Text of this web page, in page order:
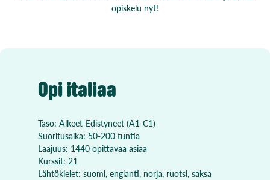
opiskelu nyt!
Opi italiaa
Taso: Alkeet-Edistyneet (A1-C1)
Suoritusaika: 50-200 tuntia
Laajuus: 1440 opittavaa asiaa
Kurssit: 21
Lähtökielet: suomi, englanti, norja, ruotsi, saksa